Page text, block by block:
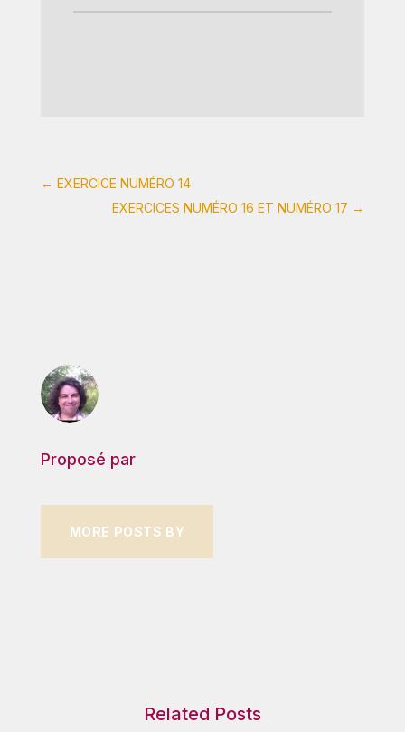
← EXERCICE NUMÉRO 14
EXERCICES NUMÉRO 16 ET NUMÉRO 17 →
Proposé par
MORE POSTS BY
Related Posts